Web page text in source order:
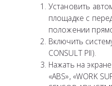
Установить
площадке с
положении
Включить
CONSULT PII).
Нажать на
«ABS», «WORK